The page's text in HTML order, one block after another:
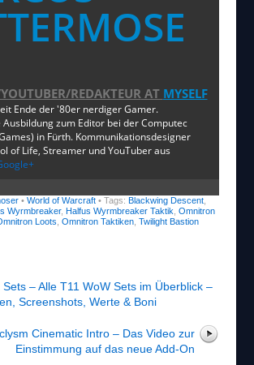
REDAKTEURAT MYSELF
Ende der '80er nerdiger Gamer.
zum Editor bei der Computec
in Fürth. Kommunikationsdesigner
of Life, Streamer und YouTuber aus
• World of Warcraft • Tags: Blackwing Descent,
Wyrmbreaker, Halfus Wyrmbreaker Taktik Omnitron
Loots Omnitron Taktiken, Twilight Bastion
Sets – Alle T11 WoW Sets im Überblick –
Screenshots, Werte & Boni
Cinematic Intro – Das Video zur
Einstimmung auf das neue Add-On